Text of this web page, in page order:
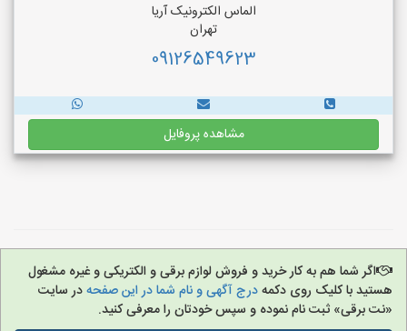
الماس الکترونیک آریا
تهران
09126549623
مشاهده پروفایل
اگر شما هم به کار خرید و فروش لوازم برقی و الکتریکی و غیره مشغول
هستید با کلیک روی دکمهدرج آگهی و نام شما در این صفحهدر سایت
«نت برقی» ثبت نام نموده و سپس خودتان را معرفی کنید.